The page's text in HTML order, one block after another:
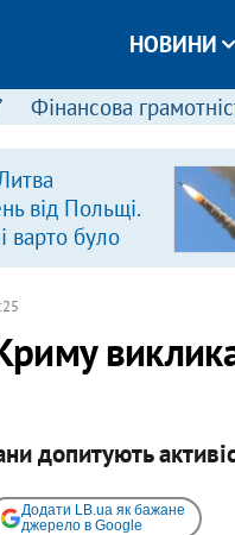
НОВИНИ
Фінансова
від Польщі.
варто було
допитують
Додати LB.ua як бажане
джерело в Google